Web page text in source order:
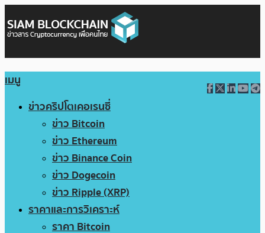
เมนู
ข่าวคริปโตเคอเรนซี่
ข่าว Bitcoin
ข่าว Ethereum
ข่าว Binance Coin
ข่าว Dogecoin
ข่าว Ripple (XRP)
ราคาและการวิเคราะห์
ราคา Bitcoin